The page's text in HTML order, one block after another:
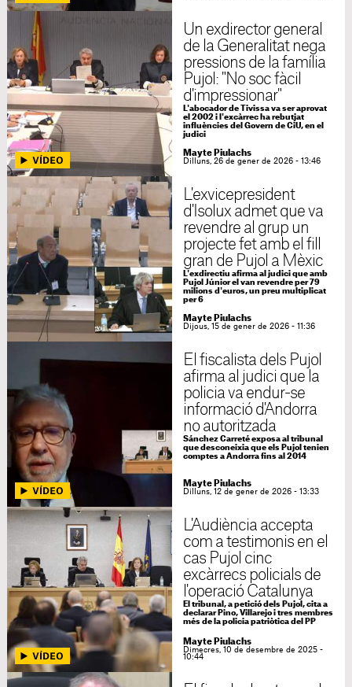
Un exdirector general
de la Generalitat nega
pressions de la família
Pujol: "No soc fàcil
d'impressionar"
L'abocador de Tivissa va ser aprovat
el 2002 i l'excàrrec ha rebutjat
influències del Govern de CiU, en el
judici
Mayte Piulachs
Dilluns, 26 de gener de 2026 - 13:46
L'exvicepresident
d'Isolux admet que va
revendre al grup un
projecte fet amb el fill
gran de Pujol a Mèxic
L'exdirectiu afirma al judici que amb
Pujol Júnior el van revendre per 79
milions d'euros, un preu multiplicat
per 6
Mayte Piulachs
Dijous, 15 de gener de 2026 - 11:36
El fiscalista dels Pujol
afirma al judici que la
policia va endur-se
informació d'Andorra
no autoritzada
Sánchez Carreté exposa al tribunal
que desconeixia que els Pujol tenien
comptes a Andorra fins al 2014
Mayte Piulachs
Dilluns, 12 de gener de 2026 - 13:33
L'Audiència accepta
com a testimonis en el
cas Pujol cinc
excàrrecs policials de
l'operació Catalunya
El tribunal, a petició dels Pujol, cita a
declarar Pino, Villarejo i tres membres
més de la policia patriòtica del PP
Mayte Piulachs
Dimecres, 10 de desembre de 2025 -
10:44